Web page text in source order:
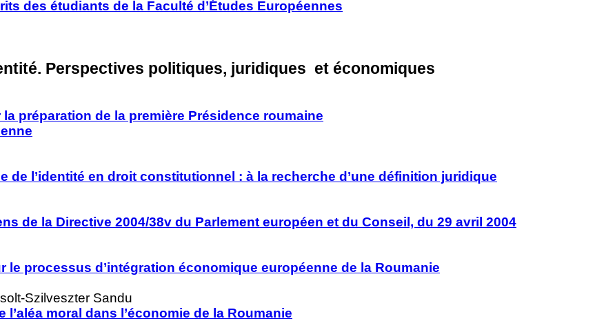
des étudiants de la Faculté d’Études Européennes
Perspectives politiques, juridiques et économiques
préparation de la première Présidence roumaine
de l’identité en droit constitutionnel : à la recherche d’une définition juridique
de la Directive 2004/38v du Parlement européen et du Conseil, du 29 avril 2004
le processus d’intégration économique européenne de la Roumanie
Szilveszter Sandu
l’aléa moral dans l’économie de la Roumanie